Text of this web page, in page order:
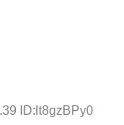
ID:lt8gzBPy0